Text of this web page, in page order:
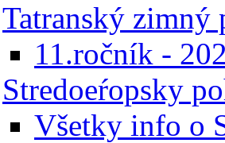
Tatranský zimný
11.ročník -
Stredoeŕopsky
Všetky info o